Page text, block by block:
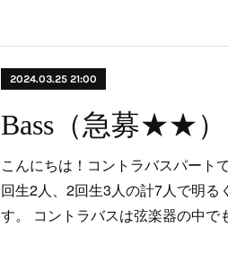
2024.03.25 21:00
Bass（急募★★）
こんにちは！コントラバスパート
回生2人、2回生3人の計7人で明る
す。 コントラバスは弦楽器の中